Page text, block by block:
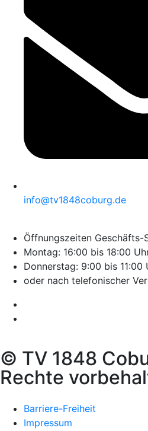
info@tv1848coburg.de
Öffnungszeiten Geschäfts-
Montag: 16:00 bis 18:00
Donnerstag: 9:00 bis 11:00
oder nach telefonischer
© TV 1848
Rechte
Barriere-Freiheit
Impressum